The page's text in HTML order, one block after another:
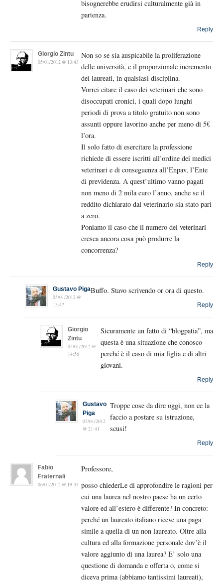
bisognerebbe erudirsi culturalmente già in
partenza.
Reply
Giorgio Zintu
05/01/2012 @ 13:43
Non so se sia auspicabile la proliferazione
delle università, e il proporzionale incremento
dei laureati, in qualsiasi disciplina.
Vorrei citare il caso dei veterinari che sono
disoccupati cronici, i quali dopo lunghi
periodi di prova a titolo gratuito non sono
assunti oppure lavorino anche per meno di 5€
l’ora.
Il solo fatto di esercitare la professione
richiede di essere iscritti all’ordine dei medici
veterinari e di conseguenza all’Enpav, l’Ente
di previdenza. A quest’ultimo vanno pagati
non meno di 2 mila euro l’anno, anche se il
reddito dichiarato dal veterinario sia stato pari
a zero.
Poniamo il caso che il numero dei veterinari
cresca ancora cosa può produrre la
concorrenza?
Reply
Gustavo Piga
05/01/2012 @
13:47
Buffo. Stavo scrivendo or ora di questo.
Reply
Giorgio
Zintu
05/01/2012 @
14:56
Sicuramente un fatto di “blogpatia”, ma
questa è una situazione che conosco
perché è il caso di mia figlia e di altri
giovani.
Reply
Gustavo
Piga
05/01/2012
@ 21:41
Troppe cose da dire oggi, non ce la
faccio a postare su istruzione,
scusi!
Reply
Fabio
Fraternali
06/01/2012 @ 19:43
Professore,
posso chiederLe di approfondire le ragioni per
cui una laurea nel nostro paese ha un certo
valore ed all’estero è differente? In concreto:
perché un laureato italiano riceve una paga
simile a quella di un non laureato. Oltre alla
cultura ed alla formazione personale dov’è il
valore aggiunto di una laurea? E’ solo una
questione di domanda e offerta o, come si
diceva prima (abbiamo tantissimi laureati),